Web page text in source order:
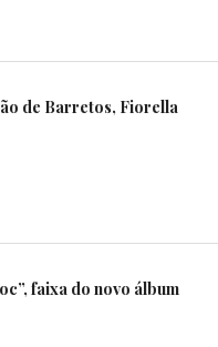
de Barretos, Fiorella
faixa do novo álbum